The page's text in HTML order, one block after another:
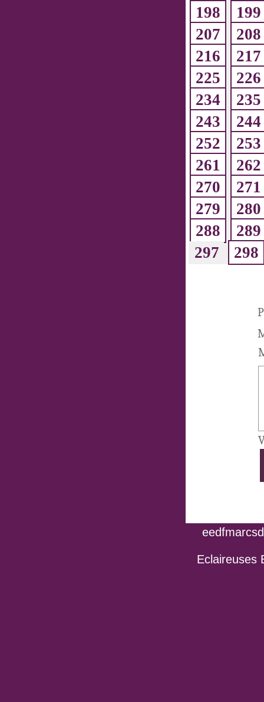
198
199
207
208
216
217
225
226
234
235
243
244
252
253
261
262
270
271
279
280
288
289
297
298
Eclaireuses